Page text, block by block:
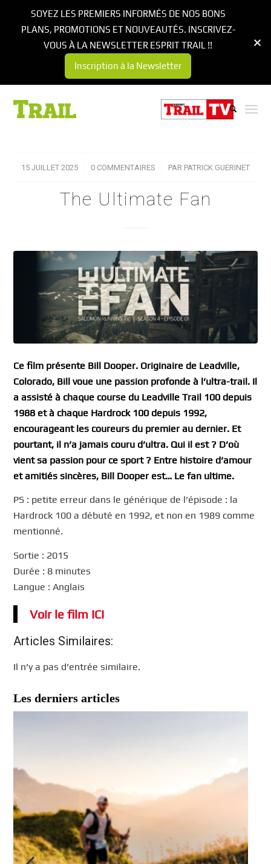
15 JUILLET 2025
/ 0 COMMENTAIRES
/ PAR PATRICK GUERINET
The Ultimate Fan
Ce film présente Bill Dooper. Originaire de Leadville,
Colorado, Bill voue une passion profonde à l’ultra-trail. Il
a assisté à chaque course du Leadville Trail 100 depuis
1988 et à chaque Hardrock 100 depuis 1992,
encourageant les coureurs du premier au dernier. Et
pourtant, il n’a jamais couru d’ultra. Qui il est ? D’où
vient sa passion pour ce sport ? Entre histoire d’amour
et amitiés sincères, Bill Dooper est… Le fan ultime.
PS : petite erreur dans le générique de l’épisode : la
Hardrock 100 a débuté en 1992, et non en 1989 comme
mentionné.
Sortie : 2015
Durée : 8 minutes
Langue : Anglais
Voir le film ICI
Articles Similaires:
Il n’y a pas d’entrée similaire.
Les derniers articles
SOYEZ LES PREMIERS INFORMÉS DE NOS BONS
PLANS, PROMOTIONS ET NOUVEAUTÉS. INSCRIVEZ-
VOUS À LA NEWSLETTER ESPRIT TRAIL !!
Inscription à la Newsletter